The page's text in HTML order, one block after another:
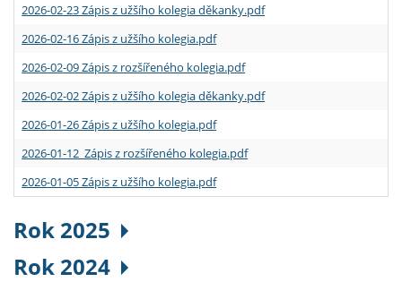
2026-02-23 Zápis z užšího kolegia děkanky.pdf
2026-02-16 Zápis z užšího kolegia.pdf
2026-02-09 Zápis z rozšířeného kolegia.pdf
2026-02-02 Zápis z užšího kolegia děkanky.pdf
2026-01-26 Zápis z užšího kolegia.pdf
2026-01-12 Zápis z rozšířeného kolegia.pdf
2026-01-05 Zápis z užšího kolegia.pdf
Rok 2025
Rok 2024